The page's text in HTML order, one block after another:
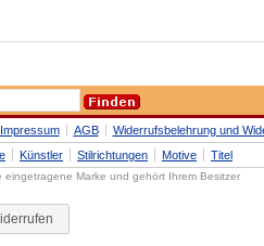
Impressum AGB
Widerrufsbelehrung und
Künstler Stilrichtungen Motive Titel
Marke und gehört Ihrem Besitzer